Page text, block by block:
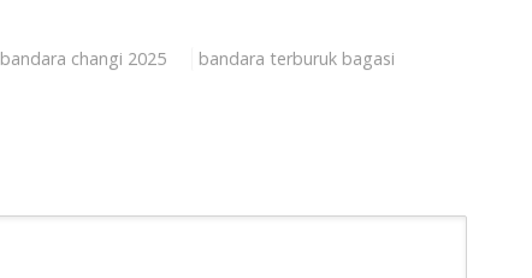
bandara changi 2025
bandara terburuk bagasi